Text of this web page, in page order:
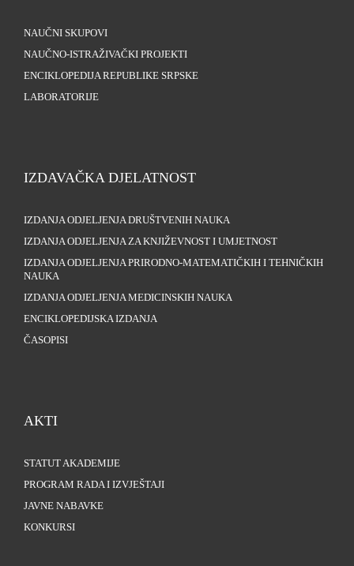
NAUČNI SKUPOVI
NAUČNO-ISTRAŽIVAČKI PROJEKTI
ENCIKLOPEDIJA REPUBLIKE SRPSKE
LABORATORIJE
IZDAVAČKA DJELATNOST
IZDANJA ODJELJENJA DRUŠTVENIH NAUKA
IZDANJA ODJELJENJA ZA KNJIŽEVNOST I UMJETNOST
IZDANJA ODJELJENJA PRIRODNO-MATEMATIČKIH I TEHNIČKIH
NAUKA
IZDANJA ODJELJENJA MEDICINSKIH NAUKA
ENCIKLOPEDIJSKA IZDANJA
ČASOPISI
AKTI
STATUT AKADEMIJE
PROGRAM RADA I IZVJEŠTAJI
JAVNE NABAVKE
KONKURSI